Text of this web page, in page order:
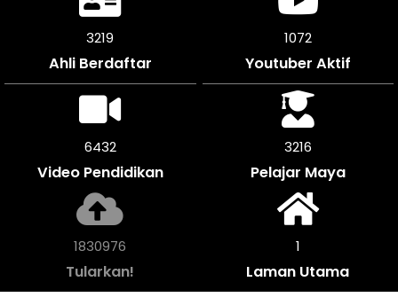
3606
Ahli Berdaftar
1202
Youtuber Aktif
7212
Video Pendidikan
3606
Pelajar Maya
2051308
Tularkan!
1
Laman Utama